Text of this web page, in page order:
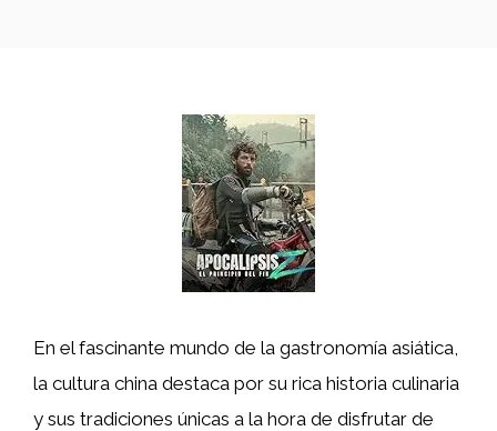
En el fascinante mundo de la gastronomía asiática,
la cultura china destaca por su rica historia culinaria
y sus tradiciones únicas a la hora de disfrutar de